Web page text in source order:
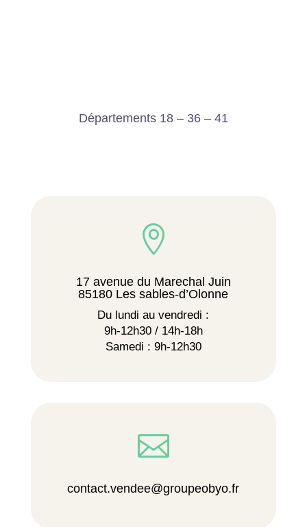
Départements 18 – 36 – 41

17 avenue du Marechal Juin
85180 Les sables-d’Olonne
Du lundi au vendredi :
9h-12h30 / 14h-18h
Samedi : 9h-12h30

contact.vendee@groupeobyo.fr